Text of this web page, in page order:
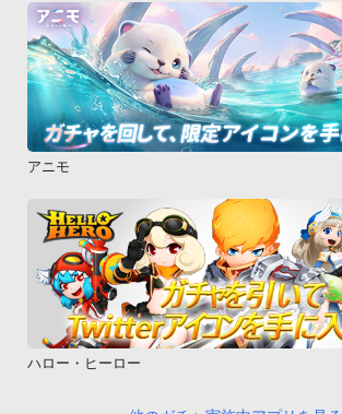
アニモ
ハロー・ヒーロー